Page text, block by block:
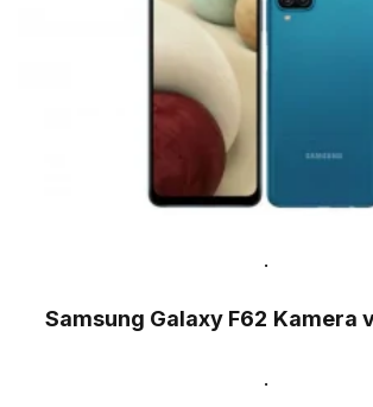
.
Samsung Galaxy F62 Kamera
.